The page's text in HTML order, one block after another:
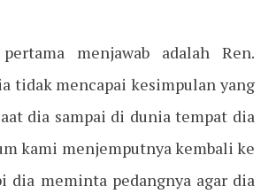
menjawab adalah Ren.
tidak mencapai kesimpulan yang
dia sampai di dunia tempat dia
kami menjemputnya kembali ke
dia meminta pedangnya agar dia